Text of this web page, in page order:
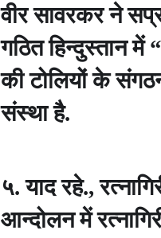
वीर सावरकर ने
गठित हिन्दुस्तान में“
की टोलियों के
संस्था है.
५. याद रहे.,
आन्दोलन में